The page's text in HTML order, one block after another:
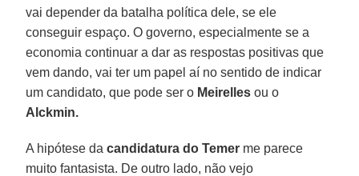
vai depender da batalha política dele, se ele
conseguir espaço. O governo, especialmente se a
economia continuar a dar as respostas positivas que
vem dando, vai ter um papel aí no sentido de indicar
um candidato, que pode ser o Meirelles ou o
Alckmin.
A hipótese dacandidatura do Temer me parece
muito fantasista. De outro lado, não vejo